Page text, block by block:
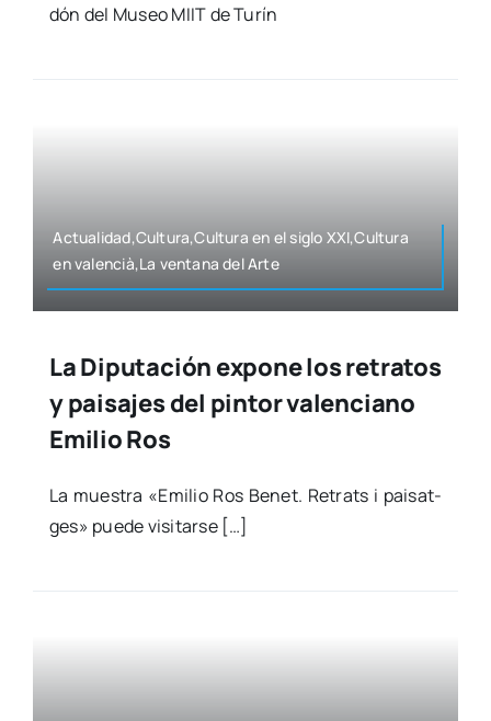
dón del Museo MIIT de Turín
Actualidad,Cultura,Cultura en el siglo XXI,Cultura
en valencià,La ven­ta­na del Arte
La Diputación expone los retratos
y paisajes del pintor valenciano
Emilio Ros
La mues­tra «Emi­lio Ros Benet. Retrats i pai­sat­
ges» pue­de visi­tar­se […]